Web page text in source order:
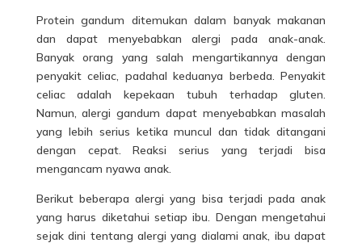
Protein gandum ditemukan dalam banyak makanan
dan dapat menyebabkan alergi pada anak-anak.
Banyak orang yang salah mengartikannya dengan
penyakit celiac, padahal keduanya berbeda. Penyakit
celiac adalah kepekaan tubuh terhadap gluten.
Namun, alergi gandum dapat menyebabkan masalah
yang lebih serius ketika muncul dan tidak ditangani
dengan cepat. Reaksi serius yang terjadi bisa
mengancam nyawa anak.
Berikut beberapa alergi yang bisa terjadi pada anak
yang harus diketahui setiap ibu. Dengan mengetahui
sejak dini tentang alergi yang dialami anak, ibu dapat